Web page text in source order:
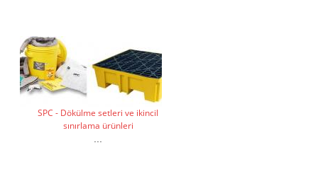
SPC - Dökülme setleri ve ikincil
sınırlama ürünleri